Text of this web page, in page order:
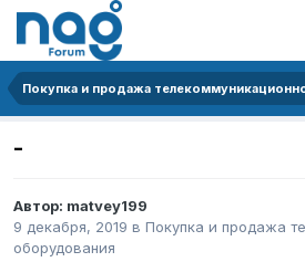
-
Автор: matvey199
9 декабря, 2019 в Покупка и продажа
оборудования